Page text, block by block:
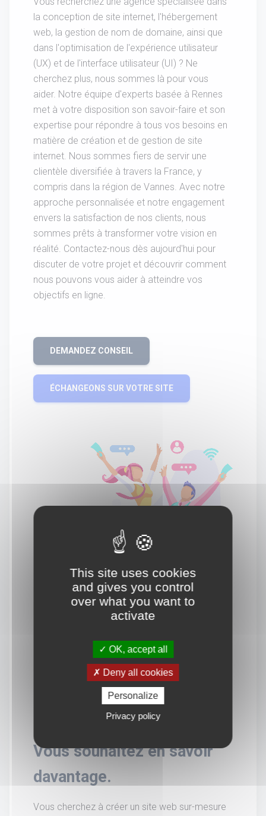
la conception de site internet, l'hébergement
web, la gestion de nom de domaine, ainsi que
dans l'optimisation de l'expérience utilisateur
(UX) et de l'interface utilisateur (UI) ? Ne
cherchez plus, nous sommes là pour vous
aider. Notre équipe d'experts basée à Rennes
met à votre disposition son savoir-faire et son
expertise pour répondre à tous vos besoins en
matière de création et de gestion de site
internet. Nous sommes fiers de servir une
clientèle diversifiée à travers la France, y
compris dans la région de Vannes. Avec notre
approche personnalisée et notre engagement
envers la satisfaction de nos clients, nous
sommes prêts à transformer votre vision en
réalité. Contactez-nous dès aujourd'hui pour
discuter de votre projet et découvrir comment
nous pouvons vous aider à atteindre vos
objectifs en ligne.
DEMANDEZ CONSEIL
ÉCHANGEONS SUR VOTRE SITE
Vous souhaitez en savoir
davantage.
Vous cherchez à créer un site web sur-mesure
This site uses cookies
and gives you control
over what you want to
activate
OK, accept all
Deny all cookies
Personalize
Privacy policy